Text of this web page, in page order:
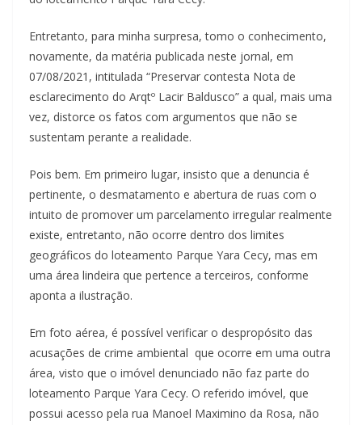
Entretanto, para minha surpresa, tomo o conhecimento,
novamente, da matéria publicada neste jornal, em
07/08/2021, intitulada “Preservar contesta Nota de
esclarecimento do Arqtº Lacir Baldusco” a qual, mais uma
vez, distorce os fatos com argumentos que não se
sustentam perante a realidade.
Pois bem. Em primeiro lugar, insisto que a denuncia é
pertinente, o desmatamento e abertura de ruas com o
intuito de promover um parcelamento irregular realmente
existe, entretanto, não ocorre dentro dos limites
geográficos do loteamento Parque Yara Cecy, mas em
uma área lindeira que pertence a terceiros, conforme
aponta a ilustração.
Em foto aérea, é possível verificar o despropósito das
acusações de crime ambiental que ocorre em uma outra
área, visto que o imóvel denunciado não faz parte do
loteamento Parque Yara Cecy. O referido imóvel, que
possui acesso pela rua Manoel Maximino da Rosa, não